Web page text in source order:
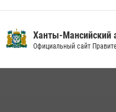
Ханты-Мансийский
Официальный сайт